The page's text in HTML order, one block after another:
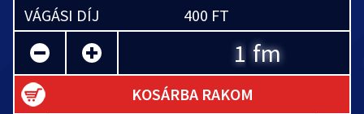
VÁGÁSI DÍJ
400 FT
fm
KOSÁRBA RAKOM